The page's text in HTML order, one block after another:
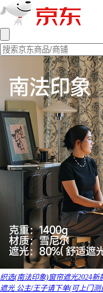
织选(南法印象)窗帘遮光2024
遮光 公主/王子请下单(可上门测